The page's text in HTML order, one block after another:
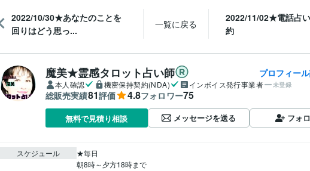
2022/10/30★あなたのことを
回りはどう思っ...
一覧に戻る
2022/11/02★電話占
約
魔美★霊感タロット占い師 プロフィー
本人確認 機密保持契約(NDA) インボイス発行事業者 未登録
総販売実績81評価 4.8フォロワー75
無料で見積り相談 メッセージを送る フォ
スケジュール
★毎日
朝8時～夕方18時まで